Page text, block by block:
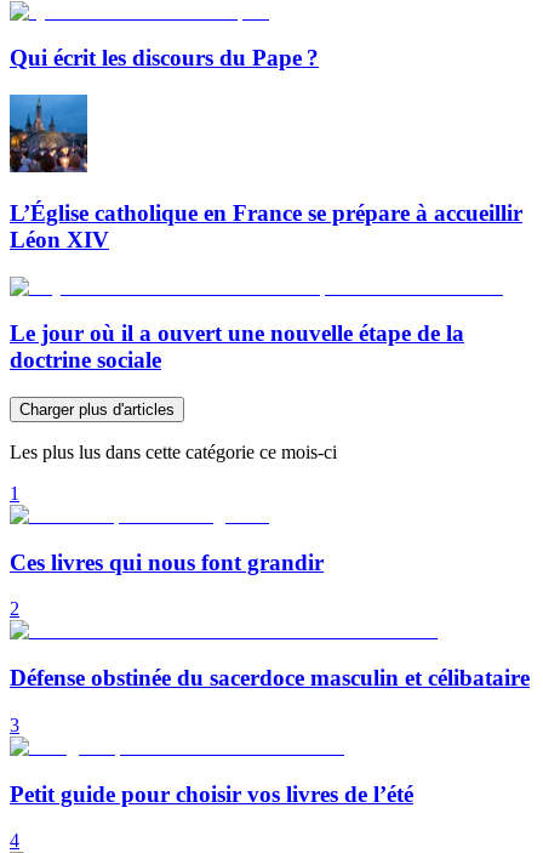
Qui écrit les discours du Pape ?
L’Église catholique en France se prépare à accueillir
Léon XIV
Le jour où il a ouvert une nouvelle étape de la
doctrine sociale
Charger plus d'articles
Les plus lus dans cette catégorie ce mois-ci
1
Ces livres qui nous font grandir
2
Défense obstinée du sacerdoce masculin et célibataire
3
Petit guide pour choisir vos livres de l’été
4